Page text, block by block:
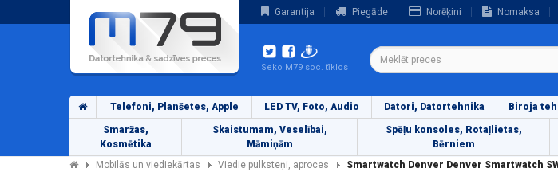
Garantija Piegāde Norēķini Nomaksa
Seko M79 soc. tīklos
Telefoni, Planšetes, Apple LED TV, Foto, Audio Datori, Datortehnika Biroja
Smaržas,
Kosmētika
Skaistumam, Veselībai,
Māmiņām
Spēļu konsoles, Rotaļlietas,
Bērniem
Mobilās un viediekārtas Viedie pulksteņi, aproces Smartwatch Denver Denver Smartwatch